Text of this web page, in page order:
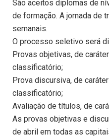
São aceitos diplomas de
de formação. A jornada de
semanais.
O processo seletivo será
Provas objetivas, de
classificatório;
Prova discursiva, de
classificatório;
Avaliação de títulos, de
As provas objetivas e
de abril em todas as